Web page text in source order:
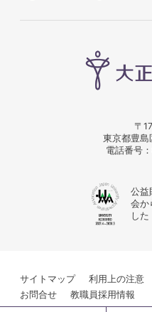
〒
東京都豊
電話番号：
公益
会か
した
サイトマップ 利用上の注意
お問合せ
教職員採用情報